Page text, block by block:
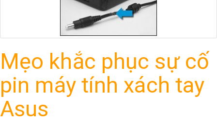
Mẹo khắc phục sự cố
pin máy tính xách tay
Asus